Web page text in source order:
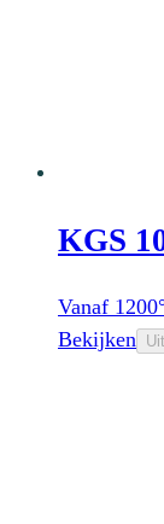
KGS
Vanaf
Bekijken